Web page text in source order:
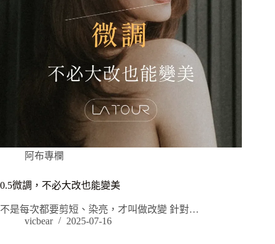
阿布專欄
0.5微調，不必大改也能變美
不是每次都要剪短、染亮，才叫做改變 針對…
vicbear
2025-07-16